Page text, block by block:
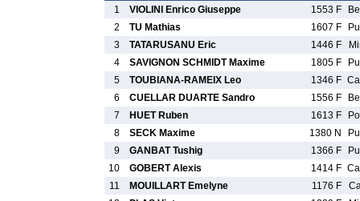
1
VIOLINI Enrico Giuseppe 1553 F
2
TU Mathias 1607 F
3
TATARUSANU Eric 1446 F
4
SAVIGNON SCHMIDT Maxime 1805 F
5
TOUBIANA-RAMEIX Leo 1346 F
6
CUELLAR DUARTE Sandro 1556 F
7
HUET Ruben 1613 F
8
SECK Maxime 1380 N
9
GANBAT Tushig 1366 F
10
GOBERT Alexis 1414 F
11
MOUILLART Emelyne 1176 F